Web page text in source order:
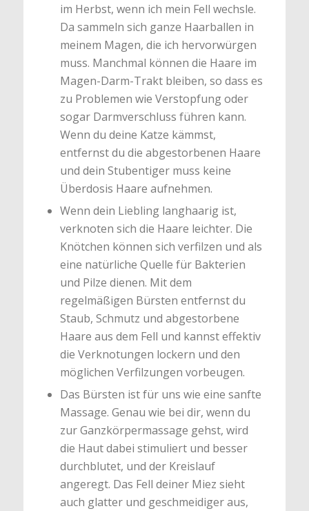
im Herbst, wenn ich mein Fell wechsle.
Da sammeln sich ganze Haarballen in
meinem Magen, die ich hervorwürgen
muss. Manchmal können die Haare im
Magen-Darm-Trakt bleiben, so dass es
zu Problemen wie Verstopfung oder
sogar Darmverschluss führen kann.
Wenn du deine Katze kämmst,
entfernst du die abgestorbenen Haare
und dein Stubentiger muss keine
Überdosis Haare aufnehmen.
Wenn dein Liebling langhaarig ist,
verknoten sich die Haare leichter. Die
Knötchen können sich verfilzen und als
eine natürliche Quelle für Bakterien
und Pilze dienen. Mit dem
regelmäßigen Bürsten entfernst du
Staub, Schmutz und abgestorbene
Haare aus dem Fell und kannst effektiv
die Verknotungen lockern und den
möglichen Verfilzungen vorbeugen.
Das Bürsten ist für uns wie eine sanfte
Massage. Genau wie bei dir, wenn du
zur Ganzkörpermassage gehst, wird
die Haut dabei stimuliert und besser
durchblutet, und der Kreislauf
angeregt. Das Fell deiner Miez sieht
auch glatter und geschmeidiger aus,